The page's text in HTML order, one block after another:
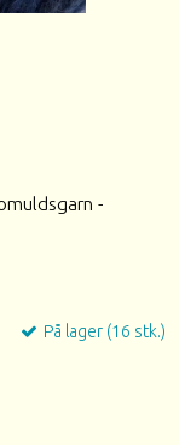
-
På lager (16 stk.)